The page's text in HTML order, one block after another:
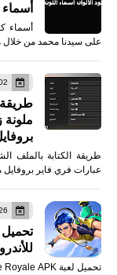
أسماء
على سيدنا محمد من
02 أغسطس
طريقة الكتابة
عبارات فري فاير
26 نوفمبر